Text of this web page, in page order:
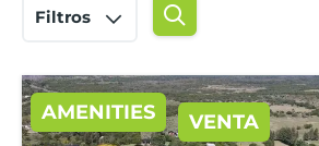
Filtros
AMENITIES VENTA